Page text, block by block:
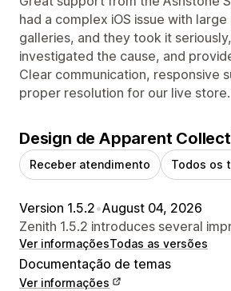
had a complex iOS issue with
galleries, and they took it
investigated the cause, and
Clear communication, responsive
proper resolution for our live
Design de Apparent
Receber atendimento Todos os
Version 1.5.2•August 04, 2026
Zenith 1.5.2 introduces several
Ver informaçõesTodas as versões
Documentação de temas
Ver informações